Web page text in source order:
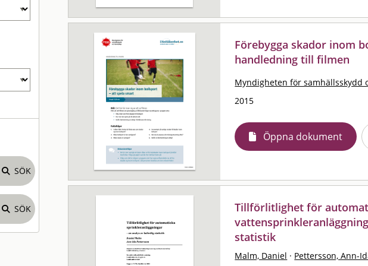
Förebygga skador inom
handledning till filmen
Myndigheten för samhällsskydd
2015
Öppna dokument
Tillförlitlighet för
statistik
Malm, Daniel · Pettersson, Ann-